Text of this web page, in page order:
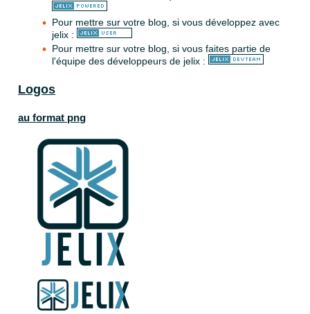
Pour mettre sur votre blog, si vous développez avec
jelix :
Pour mettre sur votre blog, si vous faites partie de
l'équipe des développeurs de jelix :
Logos
au format png